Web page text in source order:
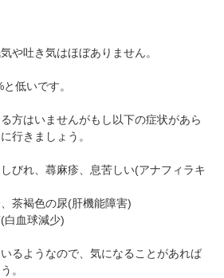
や吐き気はほぼありません。
低いです。
方はいませんがもし以下の症状があら
行きましょう。
びれ、蕁麻疹、息苦しい(アナフィラキ
茶褐色の尿(肝機能障害)
白血球減少)
るようなので、気になることがあれば
。